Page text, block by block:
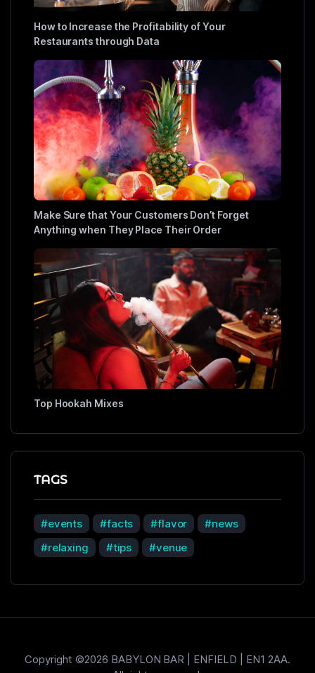
How to Increase the Profitability of Your
Restaurants through Data
Make Sure that Your Customers Don’t Forget
Anything when They Place Their Order
Top Hookah Mixes
TAGS
events facts flavor
news
relaxing
tips venue
Copyright ©2026 BABYLON BAR | ENFIELD | EN1 2AA.